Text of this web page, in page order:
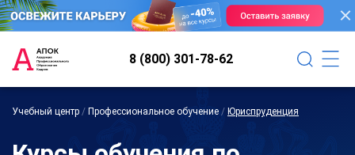
8 (800) 301-78-62
Учебный центр / Профессиональное обучение / Юриспруденция